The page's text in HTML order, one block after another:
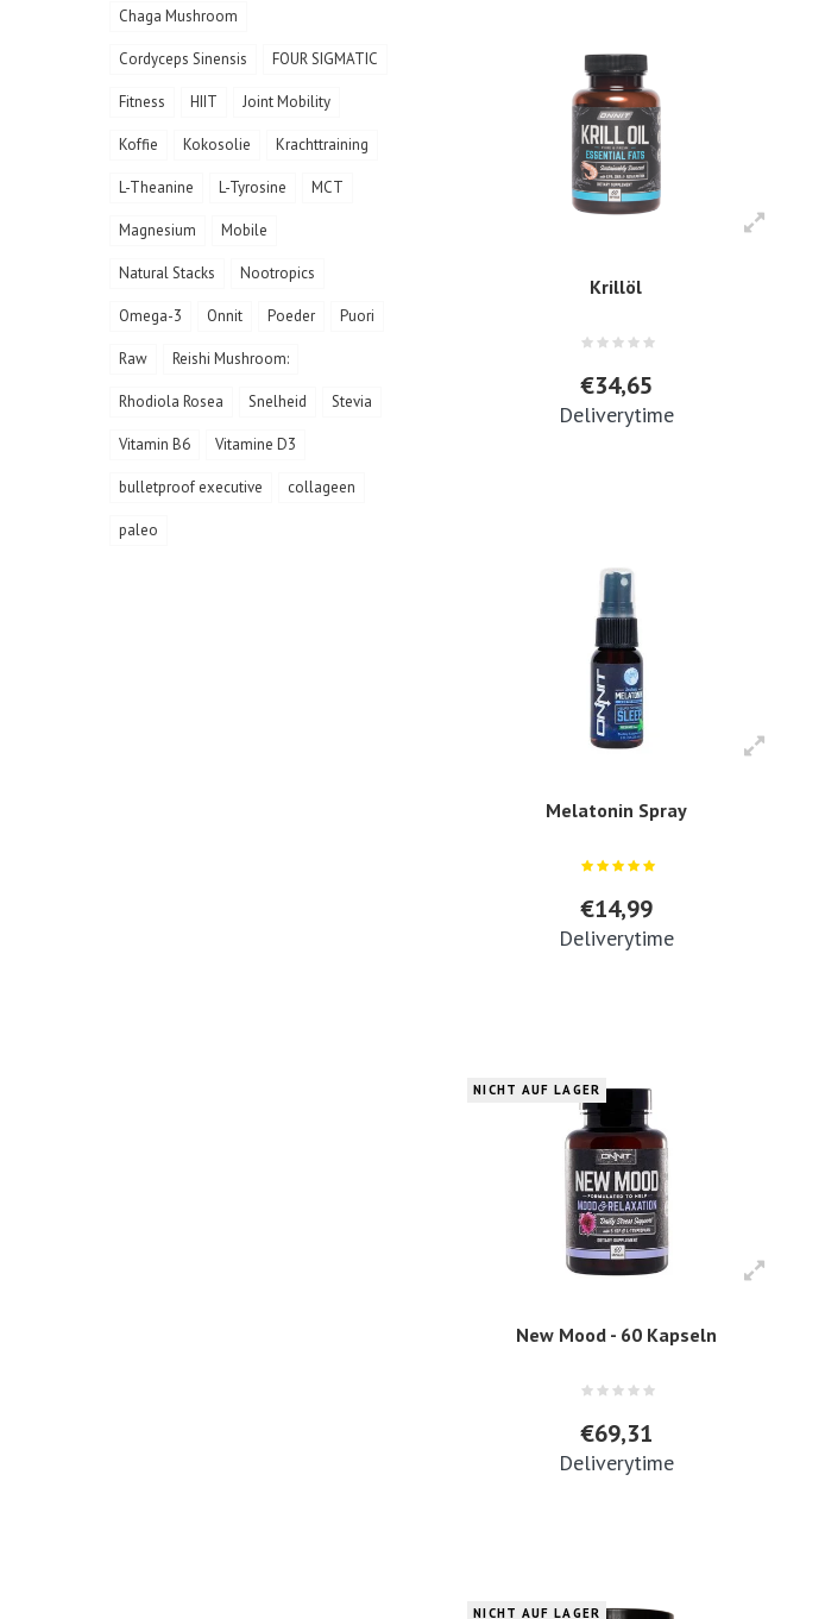
Chaga Mushroom
Cordyceps Sinensis FOUR SIGMATIC
Fitness HIIT Joint Mobility
Koffie Kokosolie Krachttraining
L-Theanine L-Tyrosine MCT
Magnesium Mobile
Natural Stacks Nootropics
Omega-3 Onnit Poeder Puori
Raw Reishi Mushroom:
Rhodiola Rosea Snelheid Stevia
Vitamin B6 Vitamine D3
bulletproof executive collageen
paleo
Krillöl
€34,65
Deliverytime
Melatonin Spray
€14,99
Deliverytime
NICHT AUF LAGER
New Mood - 60 Kapseln
€69,31
Deliverytime
NICHT AUF LAGER